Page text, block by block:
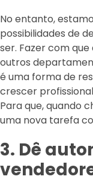
No entanto,
possibilidades de
ser. Fazer com
outros
é uma forma de
crescer
Para que, quando
uma nova tarefa
3. Dê